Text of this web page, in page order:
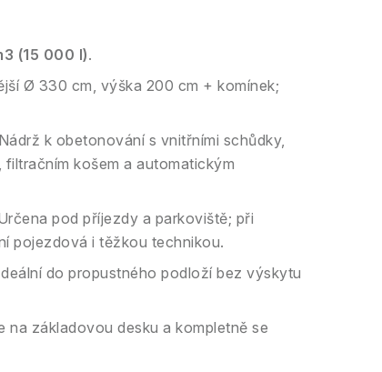
(15 000 l).
Ø 330 cm, výška 200 cm + komínek;
Nádrž k obetonování s vnitřními schůdky,
filtračním košem a automatickým
pod příjezdy a parkoviště; při
pojezdová i těžkou technikou.
do propustného podloží bez výskytu
na základovou desku a kompletně se